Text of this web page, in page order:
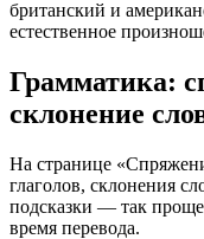
британский и
естественное
Грамматика:
склонение
На странице
глаголов, склонения
подсказки — так
время перевода.